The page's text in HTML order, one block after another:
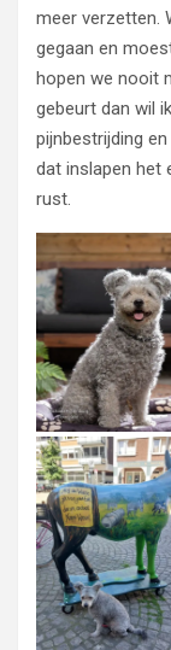
meer verzetten.
gegaan en
hopen we nooit
gebeurt dan wil
pijnbestrijding
dat inslapen het
rust.